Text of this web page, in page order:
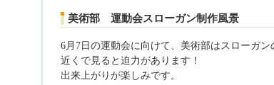
美術部 運動会スローガン制作風景
6月7日の運動会に向けて、美術部はスローガン
近くで見ると迫力があります！
出来上がりが楽しみです。